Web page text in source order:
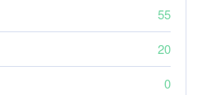
55
20
0